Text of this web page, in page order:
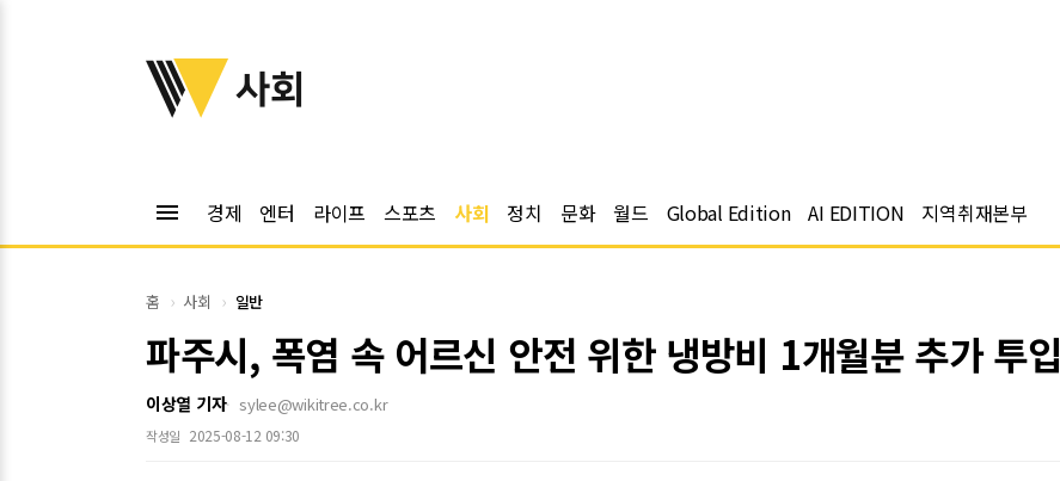
위키트리
사회
menu 경제 엔터 라이프 스포츠 사회 정치 문화 월드 Global Edition AI EDITION 지역취재본부
홈 사회 일반
파주시, 폭염 속 어르신 안전 위한 냉방비 1개월분 추가 투입
이상열 기자 sylee@wikitree.co.kr
작성일 2025-08-12 09:30